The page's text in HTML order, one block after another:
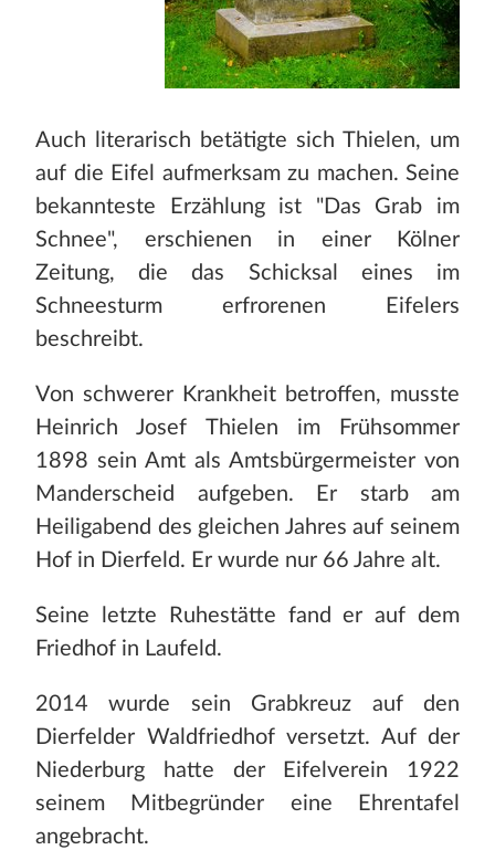
Auch literarisch betätigte sich Thielen, um
auf die Eifel aufmerksam zu machen. Seine
bekannteste Erzählung ist "Das Grab im
Schnee", erschienen in einer Kölner
Zeitung, die das Schicksal eines im
Schneesturm erfrorenen Eifelers
beschreibt.
Von schwerer Krankheit betroffen, musste
Heinrich Josef Thielen im Frühsommer
1898 sein Amt als Amtsbürgermeister von
Manderscheid aufgeben. Er starb am
Heiligabend des gleichen Jahres auf seinem
Hof in Dierfeld. Er wurde nur 66 Jahre alt.
Seine letzte Ruhestätte fand er auf dem
Friedhof in Laufeld.
2014 wurde sein Grabkreuz auf den
Dierfelder Waldfriedhof versetzt. Auf der
Niederburg hatte der Eifelverein 1922
seinem Mitbegründer eine Ehrentafel
angebracht.